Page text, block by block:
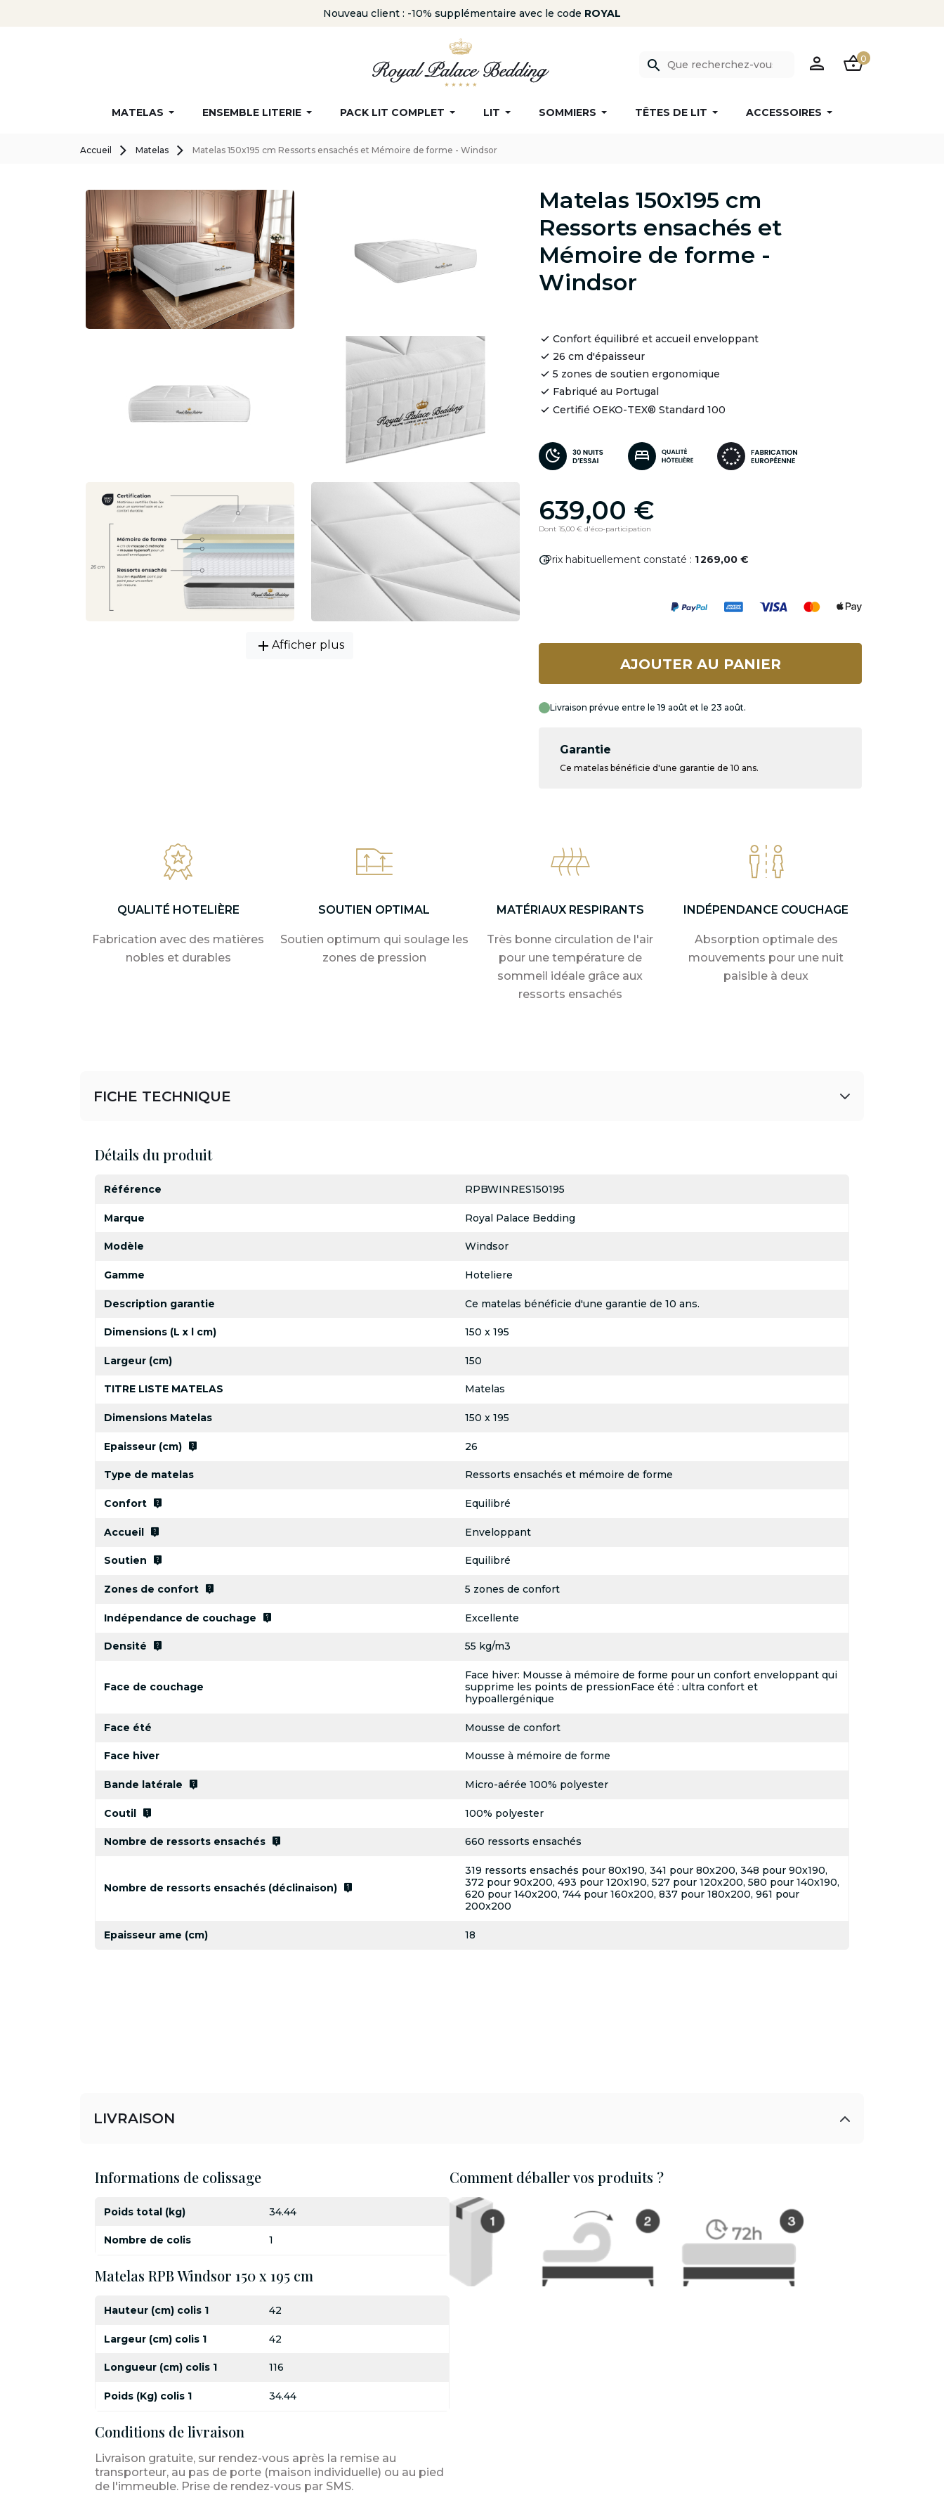
Nouveau client : -10% supplémentaire avec le code ROYAL
search PERSON SHOPPING_BASKET0
MATELAS ENSEMBLE LITERIE PACK LIT COMPLET LIT SOMMIERS TÊTES DE LIT ACCESSOIRES
Accueil Matelas Matelas 150x195 cm Ressorts ensachés et Mémoire de forme - Windsor
add Afficher plus
Matelas 150x195 cm
Ressorts ensachés et
Mémoire de forme -
Windsor
Confort équilibré et accueil enveloppant
26 cm d'épaisseur
5 zones de soutien ergonomique
Fabriqué au Portugal
Certifié OEKO-TEX® Standard 100
639,00 €
Dont 15,00 € d'éco-participation
infoPrix habituellement constaté : 1 269,00 €
AJOUTER AU PANIER
Livraison prévue entre le 19 août et le 23 août.
Garantie
Ce matelas bénéficie d'une garantie de 10 ans.
QUALITÉ HOTELIÈRE
Fabrication avec des matières
nobles et durables
SOUTIEN OPTIMAL
Soutien optimum qui soulage les
zones de pression
MATÉRIAUX RESPIRANTS
Très bonne circulation de l'air
pour une température de
sommeil idéale grâce aux
ressorts ensachés
INDÉPENDANCE COUCHAGE
Absorption optimale des
mouvements pour une nuit
paisible à deux
FICHE TECHNIQUE
Détails du produit
Référence RPBWINRES150195
Marque Royal Palace Bedding
Modèle Windsor
Gamme Hoteliere
Description garantie Ce matelas bénéficie d'une garantie de 10 ans.
Dimensions (L x l cm) 150 x 195
Largeur (cm) 150
TITRE LISTE MATELAS Matelas
Dimensions Matelas 150 x 195
Epaisseur (cm) live_help 26
Type de matelas Ressorts ensachés et mémoire de forme
Confort live_help Equilibré
Accueil live_help Enveloppant
Soutien live_help Equilibré
Zones de confort live_help 5 zones de confort
Indépendance de couchage live_help Excellente
Densité live_help 55 kg/m3
Face de couchage
Face hiver: Mousse à mémoire de forme pour un confort enveloppant qui
supprime les points de pressionFace été : ultra confort et
hypoallergénique
Face été Mousse de confort
Face hiver Mousse à mémoire de forme
Bande latérale live_help Micro-aérée 100% polyester
Coutil live_help 100% polyester
Nombre de ressorts ensachés live_help 660 ressorts ensachés
Nombre de ressorts ensachés (déclinaison) live_help
319 ressorts ensachés pour 80x190, 341 pour 80x200, 348 pour 90x190,
372 pour 90x200, 493 pour 120x190, 527 pour 120x200, 580 pour 140x190,
620 pour 140x200, 744 pour 160x200, 837 pour 180x200, 961 pour
200x200
Epaisseur ame (cm) 18
LIVRAISON
Informations de colissage
Poids total (kg) 34.44
Nombre de colis 1
Matelas RPB Windsor 150 x 195 cm
Hauteur (cm) colis 1 42
Largeur (cm) colis 1 42
Longueur (cm) colis 1 116
Poids (Kg) colis 1 34.44
Comment déballer vos produits ?
Conditions de livraison
Livraison gratuite, sur rendez-vous après la remise au
transporteur, au pas de porte (maison individuelle) ou au pied
de l'immeuble. Prise de rendez-vous par SMS.